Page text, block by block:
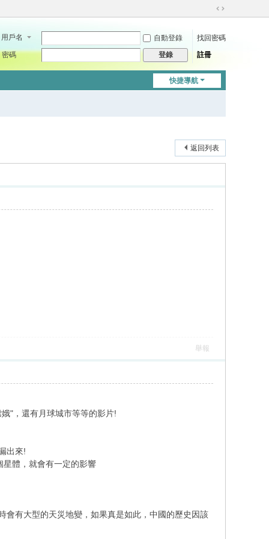
切
到
用戶名 自動登錄
找回密碼
密碼
登錄 註冊
快捷導航
返回列表
舉報
"，還有月球城市等等的影片!
出來!
體，就會有一定的影響
會有大型的天災地變，如果真是如此，中國的歷史因該